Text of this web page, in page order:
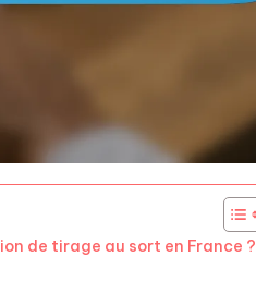
de tirage au sort en France ?